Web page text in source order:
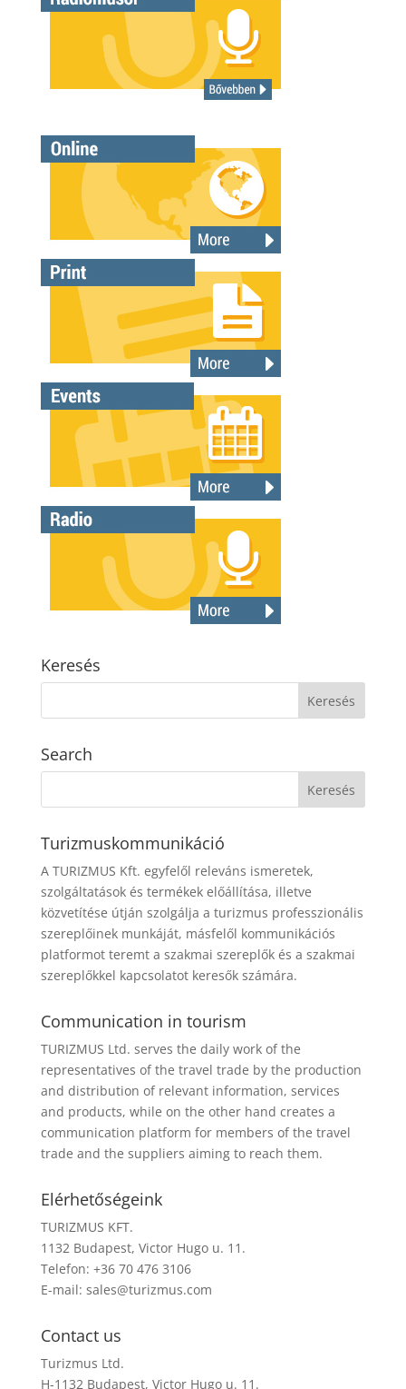
Keresés
Search
Turizmuskommunikáció
A TURIZMUS Kft. egyfelől releváns ismeretek,
szolgáltatások és termékek előállítása, illetve
közvetítése útján szolgálja a turizmus professzionális
szereplőinek munkáját, másfelől kommunikációs
platformot teremt a szakmai szereplők és a szakmai
szereplőkkel kapcsolatot keresők számára.
Communication in tourism
TURIZMUS Ltd. serves the daily work of the
representatives of the travel trade by the production
and distribution of relevant information, services
and products, while on the other hand creates a
communication platform for members of the travel
trade and the suppliers aiming to reach them.
Elérhetőségeink
TURIZMUS KFT.
1132 Budapest, Victor Hugo u. 11.
Telefon: +36 70 476 3106
E-mail: sales@turizmus.com
Contact us
Turizmus Ltd.
H-1132 Budapest, Victor Hugo u. 11.